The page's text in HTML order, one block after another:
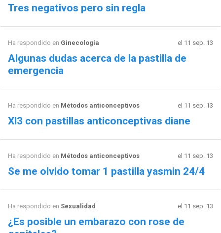
Tres negativos pero sin regla
Ha respondido en Ginecología el 11 sep. 13
Algunas dudas acerca de la pastilla de
emergencia
Ha respondido en Métodos anticonceptivos el 11 sep. 13
Xl3 con pastillas anticonceptivas diane
Ha respondido en Métodos anticonceptivos el 11 sep. 13
Se me olvido tomar 1 pastilla yasmin 24/4
Ha respondido en Sexualidad el 11 sep. 13
¿Es posible un embarazo con rose de